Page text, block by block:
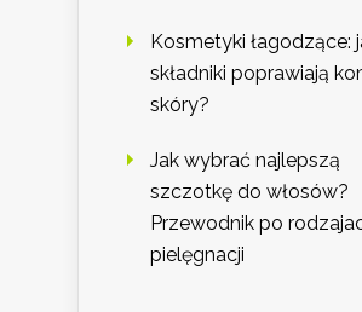
Kosmetyki łagodzące:
składniki poprawiają
skóry?
Jak wybrać najlepszą
szczotkę do włosów?
Przewodnik po
pielęgnacji